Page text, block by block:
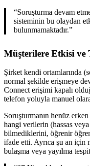
“Soruşturma devam
sisteminin bu olaydan
bulunmamaktadır.”
Müşterilere Etkisi ve
Şirket kendi ortamlarında
normal şekilde erişmeye
Connect erişimi kapalı
telefon yoluyla manuel
Soruşturmanın henüz
hangi verilerin (hassas
bilmediklerini, öğrenir
ifade etti. Ayrıca şu an için
bulaşma veya yayılma